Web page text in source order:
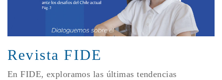
Revista FIDE
En FIDE, exploramos las últimas tendencias